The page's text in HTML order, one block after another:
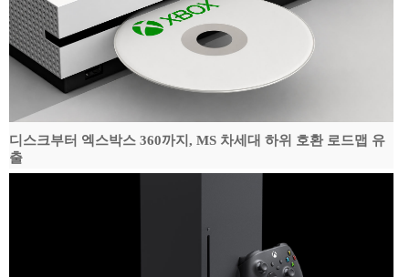
디스크부터 엑스박스 360까지, MS 차세대 하위 호환 로드맵 유
출